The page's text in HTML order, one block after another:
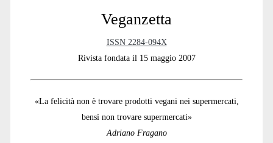
Veganzetta
ISSN 2284-094X
Rivista fondata il 15 maggio 2007
«La felicità non è trovare prodotti vegani nei supermercati,
bensì non trovare supermercati»
Adriano Fragano